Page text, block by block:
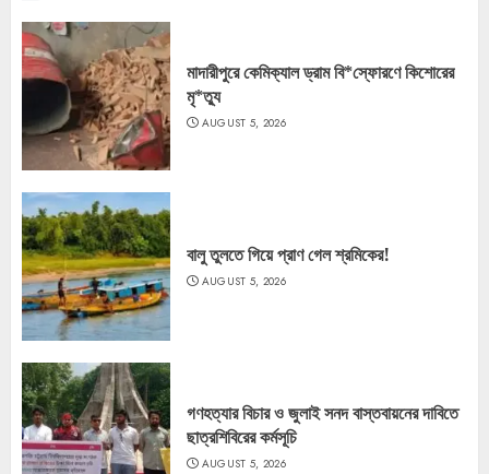
মাদারীপুরে কেমিক্যাল ড্রাম বি*স্ফোরণে কিশোরের
মৃ*ত্যু
AUGUST 5, 2026
বালু তুলতে গিয়ে প্রাণ গেল শ্রমিকের!
AUGUST 5, 2026
গণহত্যার বিচার ও জুলাই সনদ বাস্তবায়নের দাবিতে
ছাত্রশিবিরের কর্মসূচি
AUGUST 5, 2026